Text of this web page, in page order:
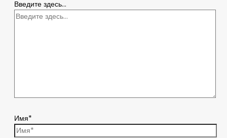
Введите здесь...
Имя*